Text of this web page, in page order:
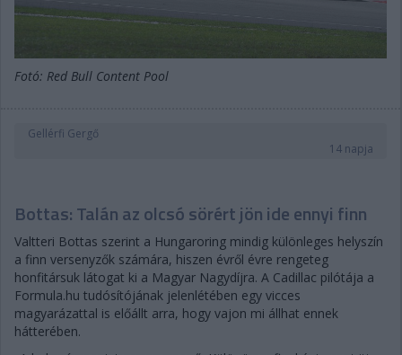
Fotó: Red Bull Content Pool
Gellérfi Gergő
14 napja
Bottas: Talán az olcsó sörért jön ide ennyi finn
Valtteri Bottas szerint a Hungaroring mindig különleges helyszín
a finn versenyzők számára, hiszen évről évre rengeteg
honfitársuk látogat ki a Magyar Nagydíjra. A Cadillac pilótája a
Formula.hu tudósítójának jelenlétében egy vicces
magyarázattal is előállt arra, hogy vajon mi állhat ennek
hátterében.